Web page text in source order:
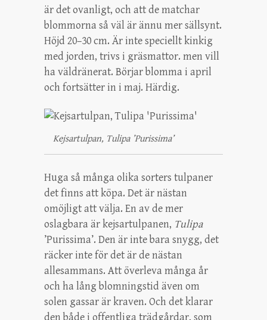
är det ovanligt, och att de matchar
blommorna så väl är ännu mer sällsynt.
Höjd 20–30 cm. Är inte speciellt kinkig
med jorden, trivs i gräsmattor. men vill
ha väldränerat. Börjar blomma i april
och fortsätter in i maj. Härdig.
Kejsartulpan, Tulipa ’Purissima’
Huga så många olika sorters tulpaner
det finns att köpa. Det är nästan
omöjligt att välja. En av de mer
oslagbara är kejsartulpanen, Tulipa
’Purissima’. Den är inte bara snygg, det
räcker inte för det är de nästan
allesammans. Att överleva många år
och ha lång blomningstid även om
solen gassar är kraven. Och det klarar
den både i offentliga trädgårdar, som